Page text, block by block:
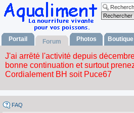
Portail Forum Photos Boutique
FAQ